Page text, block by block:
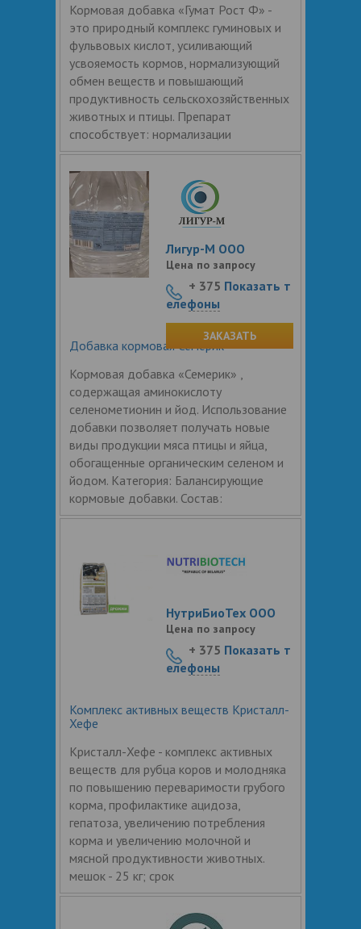
Кормовая добавка «Гумат Рост Ф» -
это природный комплекс гуминовых и
фульвовых кислот, усиливающий
усвояемость кормов, нормализующий
обмен веществ и повышающий
продуктивность сельскохозяйственных
животных и птицы. Препарат
способствует: нормализации
Добавка кормовая Семерик
Кормовая добавка «Семерик» ,
содержащая аминокислоту
селенометионин и йод. Использование
добавки позволяет получать новые
виды продукции мяса птицы и яйца,
обогащенные органическим селеном и
йодом. Категория: Балансирующие
кормовые добавки. Состав:
Лигур-М ООО
Цена по запросу
+ 375 Показать т
елефоны
ЗАКАЗАТЬ
Комплекс активных веществ Кристалл-
Хефе
Кристалл-Хефе - комплекс активных
веществ для рубца коров и молодняка
по повышению переваримости грубого
корма, профилактике ацидоза,
гепатоза, увеличению потребления
корма и увеличению молочной и
мясной продуктивности животных.
мешок - 25 кг; срок
НутриБиоТех ООО
Цена по запросу
+ 375 Показать т
елефоны